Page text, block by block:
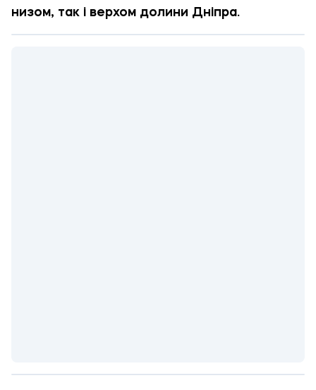
низом, так і верхом долини Дніпра.